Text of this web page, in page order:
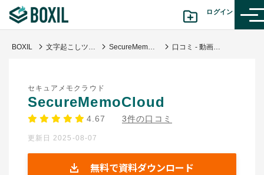
ログイン
診断から探す(β版)
BOXILの使い方ガイド 情報掲載をご希望の方へ
BOXIL 文字起こしツール SecureMemoCloud 口コミ - 動画データの文字起こしの精度が格段に上がりました
セキュアメモクラウド
SecureMemoCloud
4.67 3件の口コミ
更新日 2025-08-07
無料で資料ダウンロード